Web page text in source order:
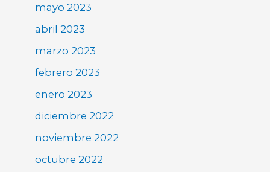
mayo 2023
abril 2023
marzo 2023
febrero 2023
enero 2023
diciembre 2022
noviembre 2022
octubre 2022